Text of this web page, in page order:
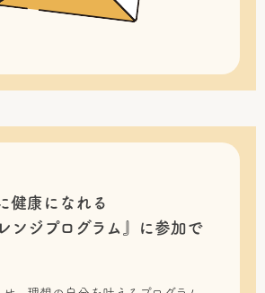
健康になれる
ンジプログラム』に 参加で